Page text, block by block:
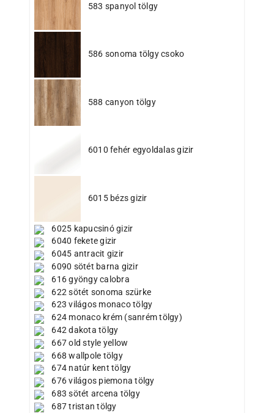
583 spanyol tölgy
586 sonoma tölgy csoko
588 canyon tölgy
6010 fehér egyoldalas gizir
6015 bézs gizir
6025 kapucsinó gizir
6040 fekete gizir
6045 antracit gizir
6090 sötét barna gizir
616 gyöngy calobra
622 sötét sonoma szürke
623 világos monaco tölgy
624 monaco krém (sanrém tölgy)
642 dakota tölgy
667 old style yellow
668 wallpole tölgy
674 natúr kent tölgy
676 világos piemona tölgy
683 sötét arcena tölgy
687 tristan tölgy